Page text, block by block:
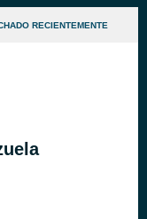
RECIENTEMENTE